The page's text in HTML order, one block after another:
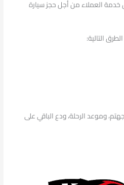
العملاء من أجل حجز سيارة
التالية:
وموعد الرحلة، ودع الباقي على